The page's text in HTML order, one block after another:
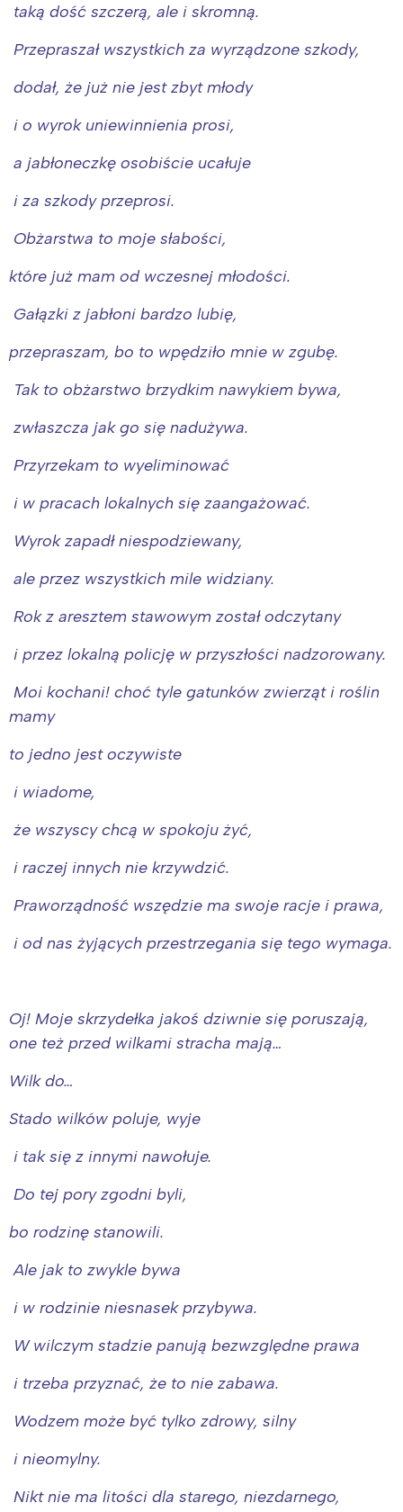
taką dość szczerą, ale i skromną.
Przepraszał wszystkich za wyrządzone szkody,
dodał, że już nie jest zbyt młody
i o wyrok uniewinnienia prosi,
a jabłoneczkę osobiście ucałuje
i za szkody przeprosi.
Obżarstwa to moje słabości,
które już mam od wczesnej młodości.
Gałązki z jabłoni bardzo lubię,
przepraszam, bo to wpędziło mnie w zgubę.
Tak to obżarstwo brzydkim nawykiem bywa,
zwłaszcza jak go się nadużywa.
Przyrzekam to wyeliminować
i w pracach lokalnych się zaangażować.
Wyrok zapadł niespodziewany,
ale przez wszystkich mile widziany.
Rok z aresztem stawowym został odczytany
i przez lokalną policję w przyszłości nadzorowany.
Moi kochani! choć tyle gatunków zwierząt i roślin
mamy
to jedno jest oczywiste
i wiadome,
że wszyscy chcą w spokoju żyć,
i raczej innych nie krzywdzić.
Praworządność wszędzie ma swoje racje i prawa,
i od nas żyjących przestrzegania się tego wymaga.
Oj! Moje skrzydełka jakoś dziwnie się poruszają,
one też przed wilkami stracha mają…
Wilk do…
Stado wilków poluje, wyje
i tak się z innymi nawołuje.
Do tej pory zgodni byli,
bo rodzinę stanowili.
Ale jak to zwykle bywa
i w rodzinie niesnasek przybywa.
W wilczym stadzie panują bezwzględne prawa
i trzeba przyznać, że to nie zabawa.
Wodzem może być tylko zdrowy, silny
i nieomylny.
Nikt nie ma litości dla starego, niezdarnego,
Interesują mnie wydarzenia z
tego regionu:
Warszawa
Łódź
Kraków